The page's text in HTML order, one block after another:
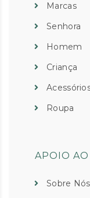
Marcas
Senhora
Homem
Criança
Roupa
APOIO
Sobre Nós